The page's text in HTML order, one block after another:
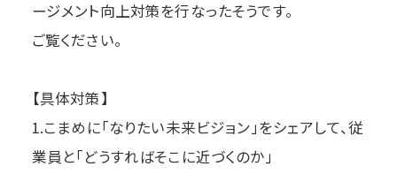
ージメント向上対策を行なったそうです。
ご覧ください。
【具体対策】
1.こまめに「なりたい未来ビジョン」をシェアして、従
業員と「どうすればそこに近づくのか」